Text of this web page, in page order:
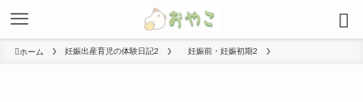
ホーム 妊娠出産育児の体験日記2 妊娠前・妊娠初期2